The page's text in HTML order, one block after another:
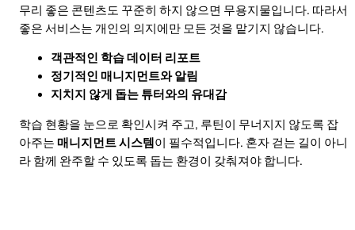
무리 좋은 콘텐츠도 꾸준히 하지 않으면 무용지물입니다. 따라서
좋은 서비스는 개인의 의지에만 모든 것을 맡기지 않습니다.
객관적인 학습 데이터 리포트
정기적인 매니지먼트와 알림
지치지 않게 돕는 튜터와의 유대감
학습 현황을 눈으로 확인시켜 주고, 루틴이 무너지지 않도록 잡
아주는 매니지먼트 시스템이 필수적입니다. 혼자 걷는 길이 아니
라 함께 완주할 수 있도록 돕는 환경이 갖춰져야 합니다.